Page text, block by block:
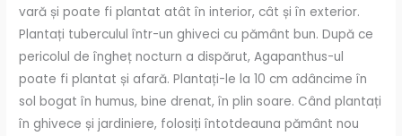
vară și poate fi plantat atât în ​​interior, cât și în exterior.
Plantați tuberculul într-un ghiveci cu pământ bun. După ce
pericolul de îngheț nocturn a dispărut, Agapanthus-ul
poate fi plantat și afară. Plantați-le la 10 cm adâncime în
sol bogat în humus, bine drenat, în plin soare. Când plantați
în ghivece și jardiniere, folosiți întotdeauna pământ nou